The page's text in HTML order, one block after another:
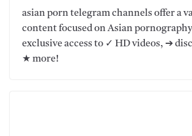
asian porn telegram channels offer a
content focused on Asian
exclusive access to ✓ HD videos, ➔
★ more!